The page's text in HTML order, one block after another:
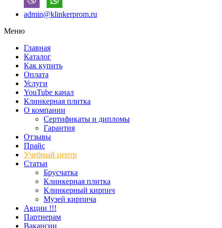
admin@klinkerprom.ru
Меню
Главная
Каталог
Как купить
Оплата
Услуги
YouTube канал
Клинкерная плитка
О компании
Сертификаты и дипломы
Гарантия
Отзывы
Прайс
Учебный центр
Статьи
Брусчатка
Клинкерная плитка
Клинкерный кирпич
Музей кирпича
Акции !!!
Партнерам
Вакансии